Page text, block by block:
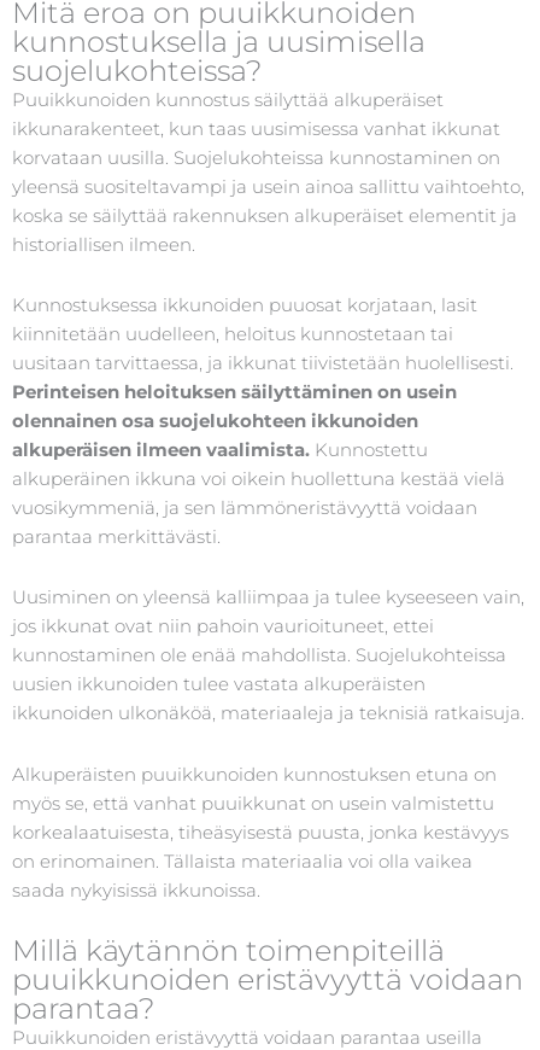
Mitä eroa on puuikkunoiden
kunnostuksella ja uusimisella
suojelukohteissa?
Puuikkunoiden kunnostus säilyttää alkuperäiset
ikkunarakenteet, kun taas uusimisessa vanhat ikkunat
korvataan uusilla. Suojelukohteissa kunnostaminen on
yleensä suositeltavampi ja usein ainoa sallittu vaihtoehto,
koska se säilyttää rakennuksen alkuperäiset elementit ja
historiallisen ilmeen.
Kunnostuksessa ikkunoiden puuosat korjataan, lasit
kiinnitetään uudelleen, heloitus kunnostetaan tai
uusitaan tarvittaessa, ja ikkunat tiivistetään huolellisesti.
Perinteisen heloituksen säilyttäminen on usein
olennainen osa suojelukohteen ikkunoiden
alkuperäisen ilmeen vaalimista. Kunnostettu
alkuperäinen ikkuna voi oikein huollettuna kestää vielä
vuosikymmeniä, ja sen lämmöneristävyyttä voidaan
parantaa merkittävästi.
Uusiminen on yleensä kalliimpaa ja tulee kyseeseen vain,
jos ikkunat ovat niin pahoin vaurioituneet, ettei
kunnostaminen ole enää mahdollista. Suojelukohteissa
uusien ikkunoiden tulee vastata alkuperäisten
ikkunoiden ulkonäköä, materiaaleja ja teknisiä ratkaisuja.
Alkuperäisten puuikkunoiden kunnostuksen etuna on
myös se, että vanhat puuikkunat on usein valmistettu
korkealaatuisesta, tiheäsyisestä puusta, jonka kestävyys
on erinomainen. Tällaista materiaalia voi olla vaikea
saada nykyisissä ikkunoissa.
Millä käytännön toimenpiteillä
puuikkunoiden eristävyyttä voidaan
parantaa?
Puuikkunoiden eristävyyttä voidaan parantaa useilla